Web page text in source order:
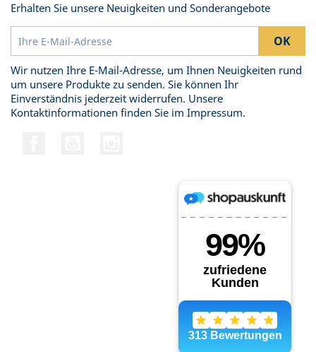
Erhalten Sie unsere Neuigkeiten und Sonderangebote
Wir nutzen Ihre E-Mail-Adresse, um Ihnen Neuigkeiten rund
um unsere Produkte zu senden. Sie können Ihr
Einverständnis jederzeit widerrufen. Unsere
Kontaktinformationen finden Sie im Impressum.